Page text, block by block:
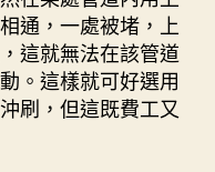
通，一處被堵，上
這就無法在該管道
。這樣就可好選用
刷，但這既費工又